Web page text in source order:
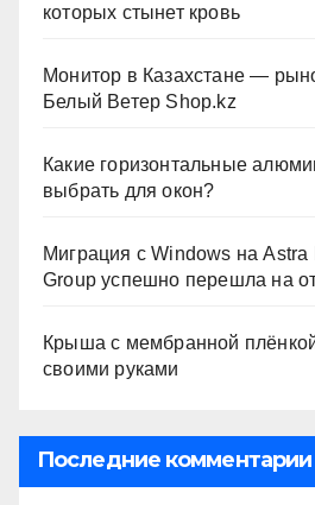
которых стынет кровь
Монитор в Казахстане —
Белый Ветер Shop.kz
Какие горизонтальные
выбрать для окон?
Миграция с Windows на Astra
Group успешно перешла на
Крыша с мембранной
своими руками
Последние комментарии